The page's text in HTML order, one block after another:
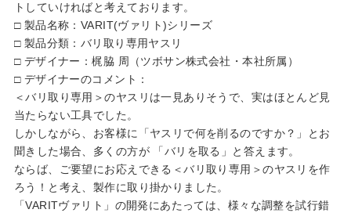
トしていければと考えております。
□ 製品名称：VARIT(ヴァリト)シリーズ
□ 製品分類：バリ取り専用ヤスリ
□ デザイナー：梶脇 周（ツボサン株式会社・本社所属）
□ デザイナーのコメント：
＜バリ取り専用＞のヤスリは一見ありそうで、実はほとんど見
当たらない工具でした。
しかしながら、お客様に「ヤスリで何を削るのですか？」とお
聞きした場合、多くの方が 「バリを取る」と答えます。
ならば、ご要望にお応えできる＜バリ取り専用＞のヤスリを作
ろう！と考え、製作に取り掛かりました。
「VARITヴァリト」の開発にあたっては、様々な調整を試行錯